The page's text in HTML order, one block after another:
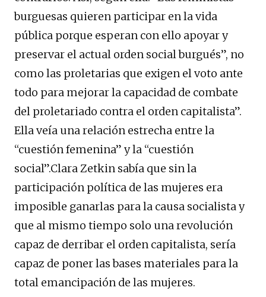
burguesas quieren participar en la vida
pública porque esperan con ello apoyar y
preservar el actual orden social burgués”, no
como las proletarias que exigen el voto ante
todo para mejorar la capacidad de combate
del proletariado contra el orden capitalista”.
Ella veía una relación estrecha entre la
“cuestión femenina” y la “cuestión
social”.Clara Zetkin sabía que sin la
participación política de las mujeres era
imposible ganarlas para la causa socialista y
que al mismo tiempo solo una revolución
capaz de derribar el orden capitalista, sería
capaz de poner las bases materiales para la
total emancipación de las mujeres.